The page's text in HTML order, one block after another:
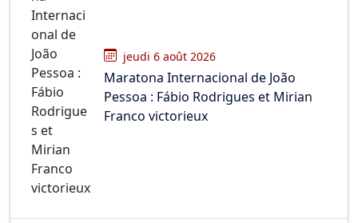
jeudi 6 août 2026
Maratona Internacional de João
Pessoa : Fábio Rodrigues et Mirian
Franco victorieux